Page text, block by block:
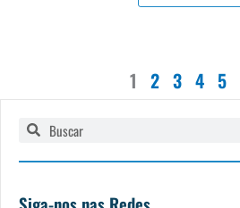
1 2 3 4 5
Pesquisar
Pesquisar